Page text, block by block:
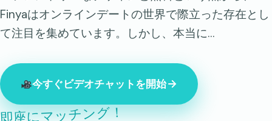
Finyaはオンラインデートの世界で際立った存在とし
て注目を集めています。しかし、本当に…
今すぐビデオチャットを開始
即座にマッチング！